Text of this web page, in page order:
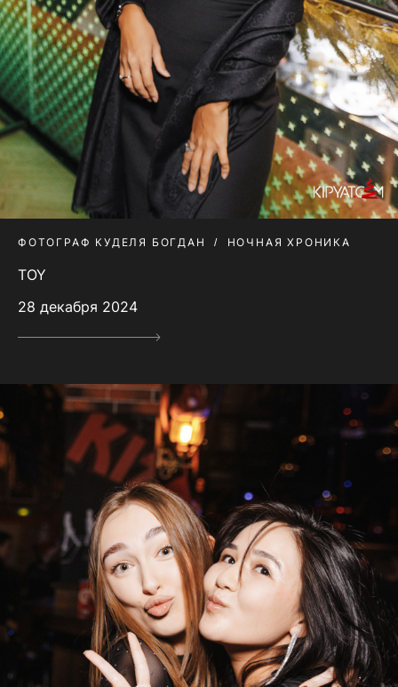
ФОТОГРАФ КУДЕЛЯ БОГДАН НОЧНАЯ ХРОНИКА
TOY
28 декабря 2024